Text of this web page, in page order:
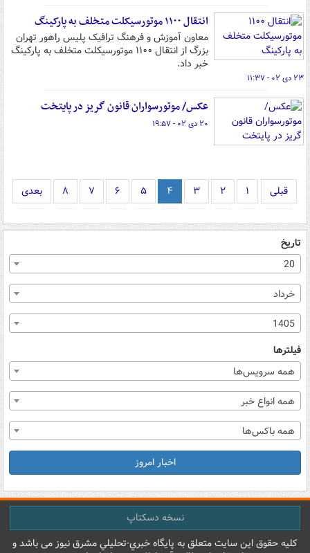
انتقال ۱۱۰۰ موتورسیکلت متخلف به پارکینگ
معاون آموزش و فرهنگ ترافیک پلیس راهور تهران
بزرگ از انتقال ۱۱۰۰ موتورسیکلت متخلف به پارکینگ
خبر داد.
۲۳ دی ۰۲ - ۱۱:۳۷
عکس/ موتورسواران قانون گریز در پایتخت
۲۰ دی ۰۲ - ۱۹:۵۷
قبلی ۱ ۲ ۳ ۴ ۵ ۶ ۷ ۸ بعدی
تاریخ
20
خرداد
1405
فیلترها
همه سرویس‌ها
همه انواع خبر
همه باکس‌ها
اخبار امروز
نسخه دسکتاپ
کليه حقوق اين سايت متعلق به پایگاه خبري-تحليلي مشرق نيوز می باشد و